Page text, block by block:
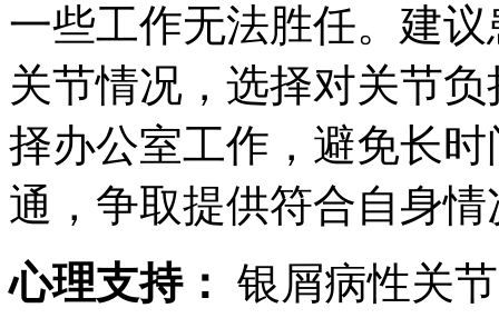
一些工作无法胜任。建
关节情况，选择对关节
择办公室工作，避免长
通，争取提供符合自身
心理支持： 银屑病性关